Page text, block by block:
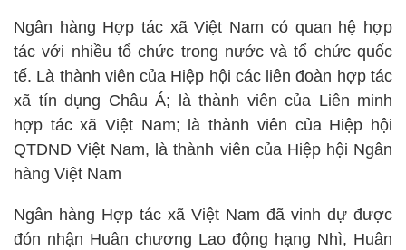
Ngân hàng Hợp tác xã Việt Nam có quan hệ hợp
tác với nhiều tổ chức trong nước và tổ chức quốc
tế. Là thành viên của Hiệp hội các liên đoàn hợp tác
xã tín dụng Châu Á; là thành viên của Liên minh
hợp tác xã Việt Nam; là thành viên của Hiệp hội
QTDND Việt Nam, là thành viên của Hiệp hội Ngân
hàng Việt Nam
Ngân hàng Hợp tác xã Việt Nam đã vinh dự được
đón nhận Huân chương Lao động hạng Nhì, Huân